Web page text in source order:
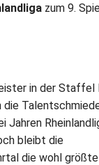
zum 9.
in der Staffel
die
Jahren
bleibt die
die wohl größte